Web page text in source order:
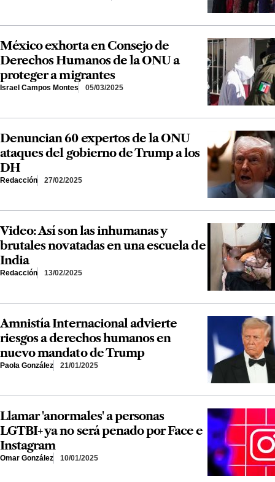
México exhorta en Consejo de
Derechos Humanos de la ONU a
proteger a migrantes
Israel Campos Montes 05/03/2025
Denuncian 60 expertos de la ONU
ataques del gobierno de Trump a los
DH
Redacción 27/02/2025
Video: Así son las inhumanas y
brutales novatadas en una escuela de
India
Redacción 13/02/2025
Amnistía Internacional advierte
riesgos a derechos humanos en
nuevo mandato de Trump
Paola González 21/01/2025
Llamar 'anormales' a personas
LGTBI+ ya no será penado por Face e
Instagram
Omar González 10/01/2025